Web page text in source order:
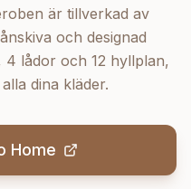
är tillverkad av
och designad
4 lådor och 12 hyllplan,
dina kläder.
Home